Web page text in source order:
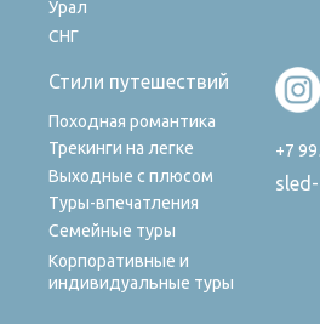
Стили путешествий
Урал
СНГ
Корпоративные и
индивидуальные туры
Семейные туры
Туры-впечатления
Выходные с плюсом
Трекинги на легке
Походная романтика
+7